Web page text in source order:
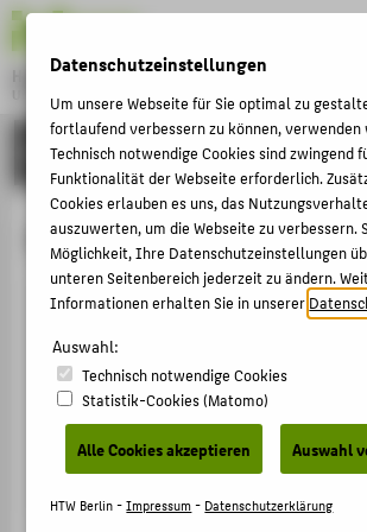
Hochschule für Technik und Wirtschaft Berlin
University of Applied Sciences
Menu
HOCHSCHULE
Dr. Teresa Busjahn
Teresa.Busjahn@HTW-Berlin.de
Campus Wilhelminenhof
WH Gebäude C , 611
Wilhelminenhofstraße 75A
12459Berlin
THEMEN
HOCHSCHULE
CAMPUS
STUDIUM
LEHRE
KARRIERE
INTERNATIONAL
INFORMATIONEN FÜR
Datenschutzeinstellungen
Um unsere Webseite für Sie optimal zu
fortlaufend verbessern zu können, verwenden
Technisch notwendige Cookies sind zwingend
Funktionalität der Webseite erforderlich.
Cookies erlauben es uns, das
auszuwerten, um die Webseite zu verbessern.
Möglichkeit, Ihre Datenschutzeinstellungen
unteren Seitenbereich jederzeit zu ändern.
Informationen erhalten Sie in unserer
Auswahl:
Technisch notwendige Cookies
Statistik-Cookies (Matomo)
Alle Cookies akzeptieren Auswahl
HTW Berlin -Impressum- Datenschutzerklärung